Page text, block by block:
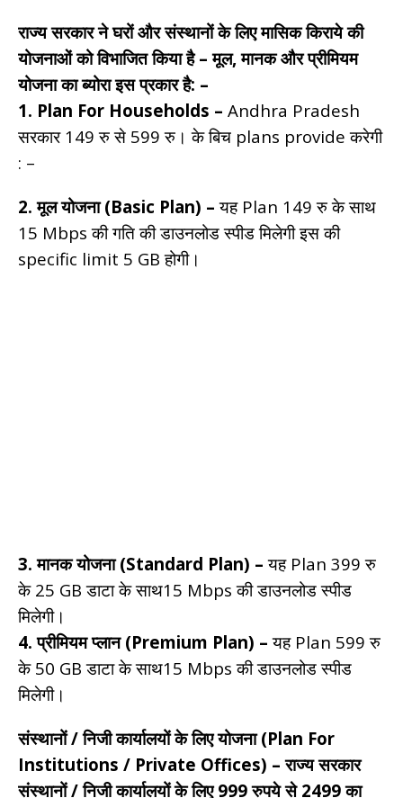
राज्य सरकार ने घरों और संस्थानों के लिए मासिक किराये की
योजनाओं को विभाजित किया है – मूल, मानक और प्रीमियम
योजना का ब्योरा इस प्रकार है: –
1. Plan For Households – Andhra Pradesh
सरकार 149 रु से 599 रु। के बिच plans provide करेगी
: –
2. मूल योजना (Basic Plan) – यह Plan 149 रु के साथ
15 Mbps की गति की डाउनलोड स्पीड मिलेगी इस की
specific limit 5 GB होगी।
3. मानक योजना (Standard Plan) – यह Plan 399 रु
के 25 GB डाटा के साथ15 Mbps की डाउनलोड स्पीड
मिलेगी।
4. प्रीमियम प्लान (Premium Plan) – यह Plan 599 रु
के 50 GB डाटा के साथ15 Mbps की डाउनलोड स्पीड
मिलेगी।
संस्थानों / निजी कार्यालयों के लिए योजना (Plan For
Institutions / Private Offices) – राज्य सरकार
संस्थानों / निजी कार्यालयों के लिए 999 रुपये से 2499 का